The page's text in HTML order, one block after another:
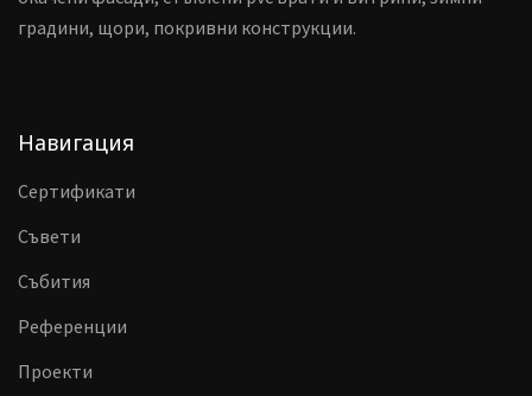
градини, щори, покривни конструкции.
Навигация
Сертификати
Съвети
Събития
Референции
Проекти